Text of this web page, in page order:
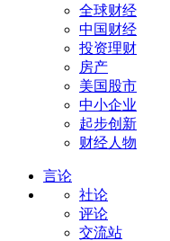
全球财经
中国财经
投资理财
房产
美国股市
中小企业
起步创新
财经人物
言论
社论
评论
交流站